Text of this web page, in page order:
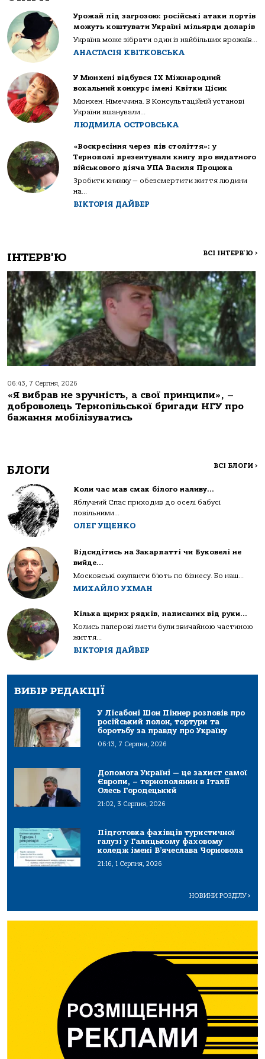
Урожай під загрозою: російські атаки портів
можуть коштувати Україні мільярди доларів
Україна може зібрати один із найбільших врожаїв...
АНАСТАСІЯ КВІТКОВСЬКА
У Мюнхені відбувся IX Міжнародний
вокальний конкурс імені Квітки Цісик
Мюнхен. Німеччина. В Консультаційній установі
України вшанували...
ЛЮДМИЛА ОСТРОВСЬКА
«Воскресіння через пів століття»: у
Тернополі презентували книгу про видатного
військового діяча УПА Василя Процюка
Зробити книжку — обезсмертити життя людини
на...
ВІКТОРІЯ ДАЙВЕР
ІНТЕРВ'Ю ВСІ ІНТЕРВ'Ю >
06:43, 7 Серпня, 2026
«Я вибрав не зручність, а свої принципи», –
доброволець Тернопільської бригади НГУ про
бажання мобілізуватись
БЛОГИ ВСІ БЛОГИ >
Коли час мав смак білого наливу…
Яблучний Спас приходив до оселі бабусі
повільними...
ОЛЕГ УЩЕНКО
Відсидітись на Закарпатті чи Буковелі не
вийде…
Московські окупанти б’ють по бізнесу. Бо наш...
МИХАЙЛО УХМАН
Кілька щирих рядків, написаних від руки…
Колись паперові листи були звичайною частиною
життя...
ВІКТОРІЯ ДАЙВЕР
ВИБІР РЕДАКЦІЇ
У Лісабоні Шон Піннер розповів про
російський полон, тортури та
боротьбу за правду про Україну
06:13, 7 Серпня, 2026
Допомога Україні — це захист самої
Європи, – тернополянин в Італії
Олесь Городецький
21:02, 3 Серпня, 2026
Підготовка фахівців туристичної
галузі у Галицькому фаховому
коледж імені В’ячеслава Чорновола
21:16, 1 Серпня, 2026
НОВИНИ РОЗДІЛУ>